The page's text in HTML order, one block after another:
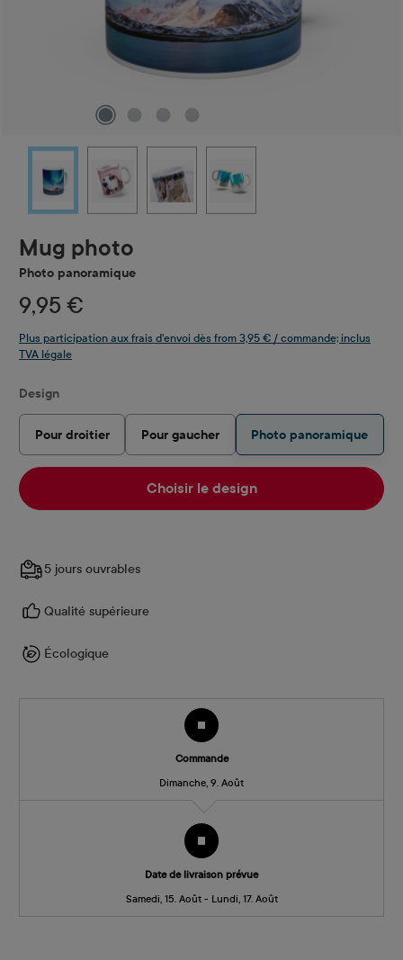
Mug photo
Photo panoramique
9,95 €
Plus participation aux frais d'envoi dès from 3,95 € / commande; inclus
TVA légale
Sélectionnez
Design
Pour droitier Pour gaucher Photo panoramique
Choisir le design
5 jours ouvrables
Qualité supérieure
Écologique
Commande
Dimanche, 9. Août
Date de livraison prévue
Samedi, 15. Août - Lundi, 17. Août